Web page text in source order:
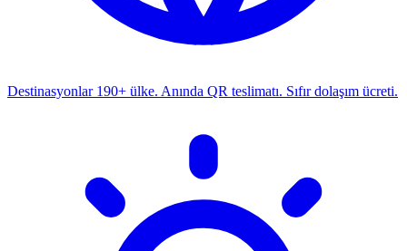
Destinasyonlar 190+ ülke. Anında QR teslimatı. Sıfır dolaşım ücreti.